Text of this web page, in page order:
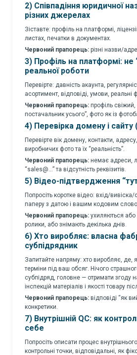
2) Співпадіння юридичної
різних джерелах
Зіставте: профіль на платформі,
листах, печатки в документах.
Червоний прапорець: різні назви/
3) Профіль на платформі: не
реальної роботи
Перевірте: давність акаунта,
асортимент, відповіді, умови, реальні
Червоний прапорець: профіль свіжий,
постачальник усього”, фото як із
4) Перевірка домену і
Перевірте вік домену, контакти,
виробничих фото та їх “реальність”.
Червоний прапорець: немає адреси,
“sales@…” та відсутність реквізитів.
5) Відео-підтвердження
Попросіть коротке відео: вхід/
паперу з датою і вашим кодовим
Червоний прапорець: ухиляються або
ролики, або знімають декілька днів.
6) Хто виробляє: власна
субпідрядник
Запитайте напряму: хто виробляє, де,
терміни під ваш обсяг. Нічого
субпідряд, головне — отримати згоду
інспекцій матеріалів і якості товару
Червоний прапорець: відповіді “як
конкретики.
7) Внутрішній QC: як
себе
Попросіть описати процес
контрольні точки, відповідальні, як